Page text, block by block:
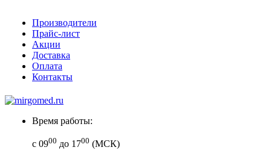
Производители
Прайс-лист
Акции
Доставка
Оплата
Контакты
Время работы:
с 0900 до 1700 (МСК)